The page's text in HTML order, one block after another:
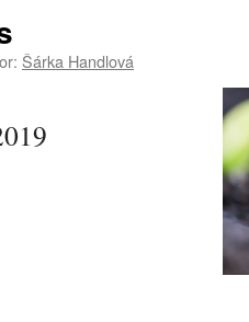
Šárka Handlová